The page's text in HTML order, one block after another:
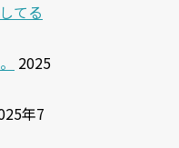
てる
2025
年7